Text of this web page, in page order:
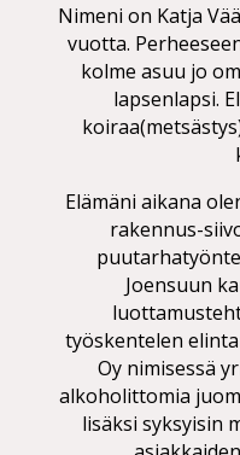
Nimeni on Katja
vuotta.
kolme asuu jo
lapsenlapsi.
Elämäni aikana
rakennus-
Joensuun
työskentelen
Oy nimisessä
alkoholittomia
lisäksi syksyisin